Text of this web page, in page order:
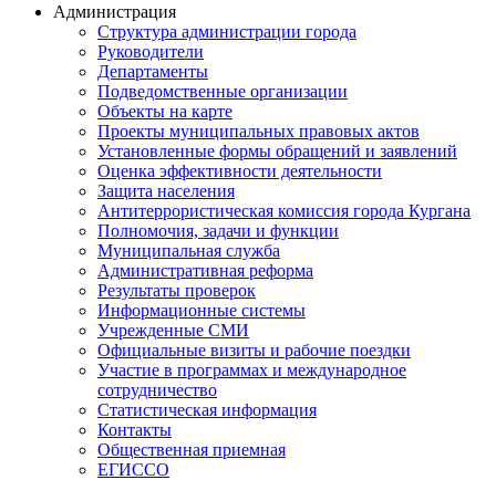
Администрация
Структура администрации города
Руководители
Департаменты
Подведомственные организации
Объекты на карте
Проекты муниципальных правовых актов
Установленные формы обращений и заявлений
Оценка эффективности деятельности
Защита населения
Антитеррористическая комиссия города Кургана
Полномочия, задачи и функции
Муниципальная служба
Административная реформа
Результаты проверок
Информационные системы
Учрежденные СМИ
Официальные визиты и рабочие поездки
Участие в программах и международное
сотрудничество
Статистическая информация
Контакты
Общественная приемная
ЕГИССО